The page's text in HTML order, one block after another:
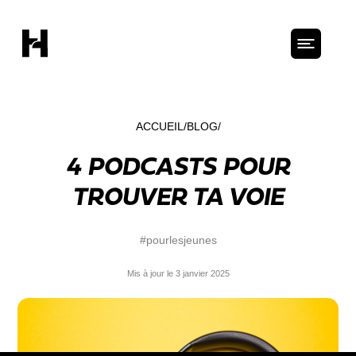
ACCUEIL BLOG
4 PODCASTS POUR
TROUVER TA VOIE
#pourlesjeunes
Mis à jour le 3 janvier 2025